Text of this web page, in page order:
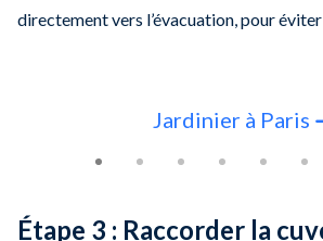
directement vers l’évacuation, pour
Jardinier à Paris
Étape 3 : Raccorder la